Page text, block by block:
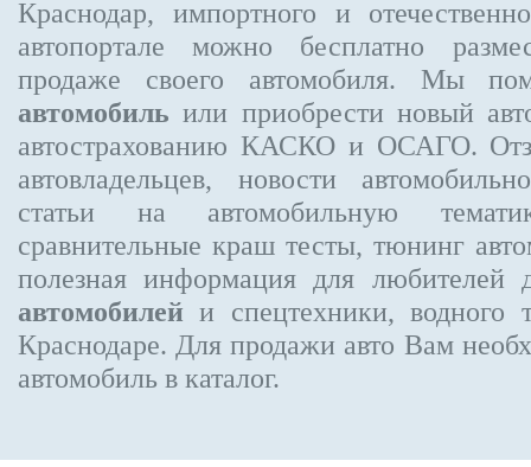
Краснодар, импортного и
автопортале можно бесплатно
продаже своего автомобиля. Мы
автомобиль или приобрести новый
автострахованию КАСКО и ОСАГО.
автовладельцев, новости
статьи на автомобильную
сравнительные краш тесты, тюнинг
полезная информация для любителей
автомобилей и спецтехники, водного
Краснодаре. Для продажи авто Вам
автомобиль в каталог.